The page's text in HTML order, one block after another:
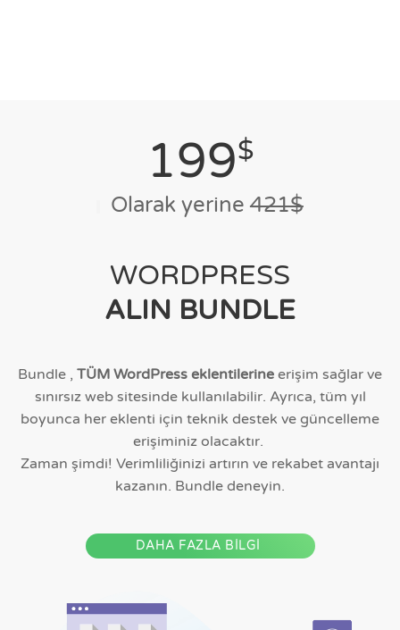
199$
Olarak yerine 421$
WORDPRESS
ALIN BUNDLE
Bundle , TÜM WordPress eklentilerine erişim sağlar ve
sınırsız web sitesinde kullanılabilir. Ayrıca, tüm yıl
boyunca her eklenti için teknik destek ve güncelleme
erişiminiz olacaktır.
Zaman şimdi! Verimliliğinizi artırın ve rekabet avantajı
kazanın. Bundle deneyin.
DAHA FAZLA BİLGİ